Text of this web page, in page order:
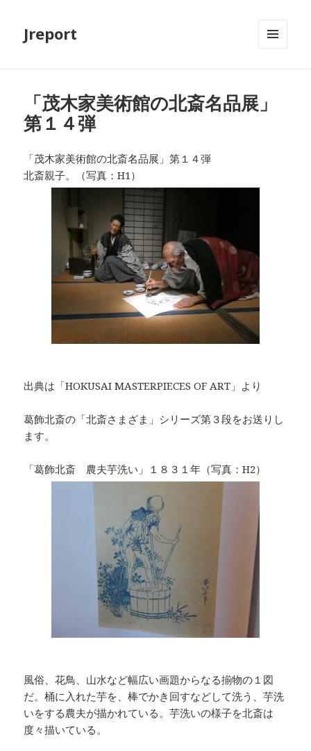
Jreport
「茂木家美術館の北斎名品展」
第１４弾
「茂木家美術館の北斎名品展」第１４弾
北斎親子。（写真：H1）
出典は「HOKUSAI MASTERPIECES OF ART」より
葛飾北斎の「北斎さまざま」シリーズ第３段をお送りし
ます。
「葛飾北斎 農夫芋洗い」１８３１年（写真：H2）
風俗、花鳥、山水など幅広い画題からなる揃物の１図
だ。桶に入れた芋を、棒でかき回すなどして洗う、芋洗
いをする農夫が描かれている。芋洗いの様子を北斎は
度々描いている。